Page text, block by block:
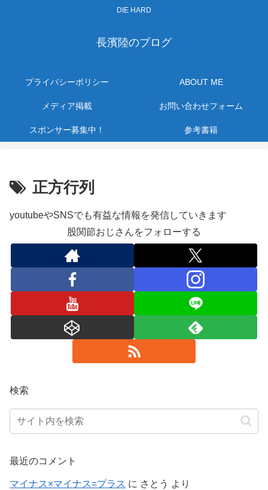
DIE HARD
長濱陸のブログ
プライバシーポリシー ABOUT ME
メディア掲載 お問い合わせフォーム
スポンサー募集中！ 参考書籍
正方行列
youtubeやSNSでも有益な情報を発信していきます
股関節おじさんをフォローする
検索
最近のコメント
マイナス×マイナス=プラス に さとう より